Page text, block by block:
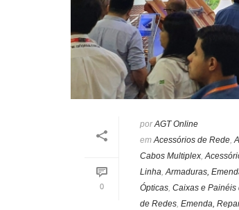
0
porAGT Online
em Acessórios de Rede,
Cabos Multiplex,
Linha,Armaduras,
Ópticas, Caixas e Painéis
de Redes, Emenda,